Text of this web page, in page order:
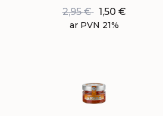
2,95€ 1,50 €
ar PVN 21%